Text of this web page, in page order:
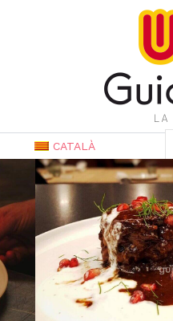
CATALÀ